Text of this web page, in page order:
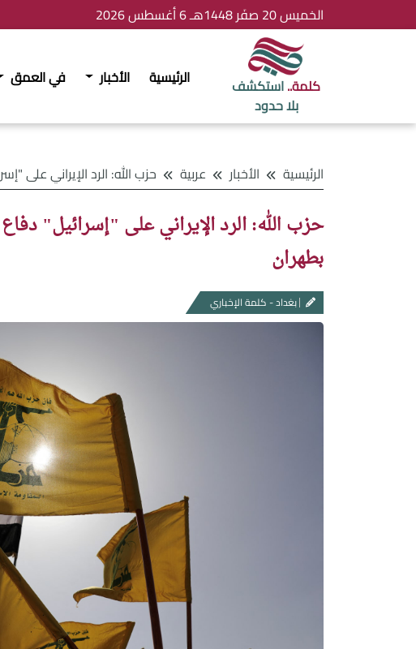
الخميس 20 صفَر 1448هـ 6 أغسطس 2026
كلمة..استكشف
بلا حدود
الرئيسية الأخبار في العمق
الرئيسية الأخبار عربية حزب الله: الرد الإيراني على "إسرائيل" دفاع عن لبنان ويدعو لـ"تصحيح"
حزب الله: الرد الإيراني على "إسرائيل"
بطهران
بغداد - كلمة الإخباري